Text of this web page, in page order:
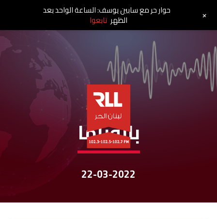
نشرات الأخبار
بانوراما
22-03-2022
حوار حر مع سابين يوسف: الساعة الواحد بعد
الظهر تابعوا +